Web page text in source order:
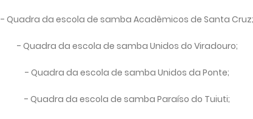
- Quadra da escola de samba Acadêmicos de Santa Cruz;
- Quadra da escola de samba Unidos do Viradouro;
- Quadra da escola de samba Unidos da Ponte;
- Quadra da escola de samba Paraíso do Tuiuti;